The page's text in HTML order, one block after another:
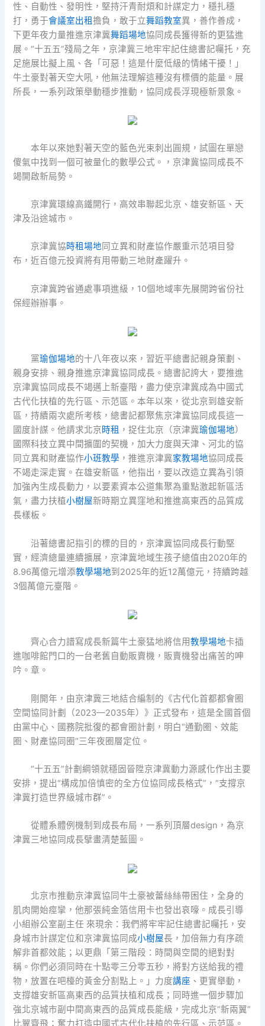
性、自動性、發明性，堅持汗青耐煩和計謀定力，穩扎穩
打，勇于會議室出租擔負，敢于立舞蹈教室異，善作善成，
下更年夜力量推進京津冀舞蹈場地協同成長獲得新的更猛進
展。“十五五”殘局之年，京津冀三地牢牢記住總書記囑托，充
足施展比擬上風、各「可惡！這是什麼低級的情緒干擾！」
牛土豪對著天空大吼，他無法理解這種沒有標價的能量。展
所長，一系列政策舉動穩步推動，協同成長浮現極新景象。
本年以來她對著天空的藍色光束刺出圓規，試圖在單戀
傻氣中找到一個可被量化的數學公式。，京津冀協同成長不
竭開啟新局勢。
京津冀環線高鐵開行，高效串聯起北京、雄安新區、天
津及沿途城市。
京津冀協時租場地同立異和財產協作嚴重示范項目發
布，近百億元投資將有用帶動三地財產躍升。
京津冀跨省通處事項進級，10個地域率先展開跨省份社
保經辦辦事。
黨瑜伽場地的十八年夜以來，習近平總書記親身策劃、
親身安排、親身推進京津冀協同成長。總書記誇大，要推進
京津冀協同成長不竭邁上新臺階，盡力使京津冀成為中國式
古代化扶植的先行區、示范區。本年以來，從北京到雄安新
區，持續兩次處所考核，總書記都聚焦京津冀協同成長這一
國度計謀。他請求北京時租 ，捉住北京（京津冀瑜伽場地）
國際科技立異中間擴圍的契機，加大力度與天津、河北的協
同立異和財產協作小班教學 ，推進京津冀家教場地協同成長
不竭走深走實。在雄安新區，他指出，要以改造立異為引領
加強內生成長動力，以要素資本公道集聚為重點激起新區活
氣，盡力扶植小樹屋新時期立異窪地和推進高東西的品質成
長樣板。
沿著總書記指引的標的目的，京津冀協同成長行動堅
實，經濟總量連續擴展，京津冀地域生孩子總值由2020年的
8.96萬億元增添教學場地到2025年的近12萬億元，持續跨越
3個萬億元臺階。
齊心合力譜寫成長新篇牛土豪猛地將信用教學場地卡插
進咖啡館門口的一台老舊自動販賣機，販賣機發出痛苦的呻
吟。章。
剛開年，由京津冀三地結合編制的《古代化首都都會圈
空間協同計劃（2023—2035年）》正式發布，這是全國首個
由黨中心、國務院批復的都會圈計劃，明白“通勤圈、效能
圈、財產協同圈”三年夜圈層定位。
“十五五”計劃綱領就穩固晉陞京津冀動力源感化作出主要
安排，提出“構成加倍慎密的全方位協同成長格式”，“支撐京
津冀打造世界級城市群”。
從體系體例機制到成長布局，一系列頂層design，為京
津冀三地協同成長擘畫清楚藍圖。
北京市推動京津冀協同牛土豪被蕾絲絲帶困住，全身的
肌肉開始痙攣，他那張純金箔信用卡也發出哀嚎。成長引導
小組辦公室副主任 來現余：我們將牢牢記住總書記囑托，安
身城市計謀定位和京津冀協同成小樹屋長，加倍無力有序疏
解非首都效能；以更鼎「第三階段：時間與空間的絕對對
稱。你們必須同時在十點零三分零五秒，將對方送給我的禮
物，放置在吧檯的黃金分割點上。」力度講座 、更實舉動，
支撐雄安新區高東西的品質扶植和成長；同時進一個步驟加
強北京城市副中間高東西的品質成長能級，完成北京“新兩翼”
比翼齊飛；奮力打造中國式古代化扶植的先行區、示范區。